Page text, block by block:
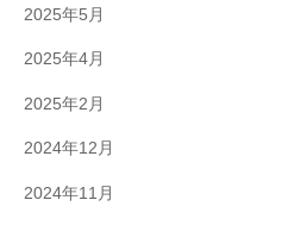
2025年5月
2025年4月
2025年2月
2024年12月
2024年11月